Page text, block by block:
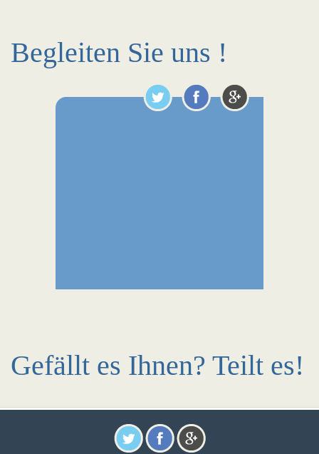
Begleiten Sie uns !
Gefällt es Ihnen? Teilt es!